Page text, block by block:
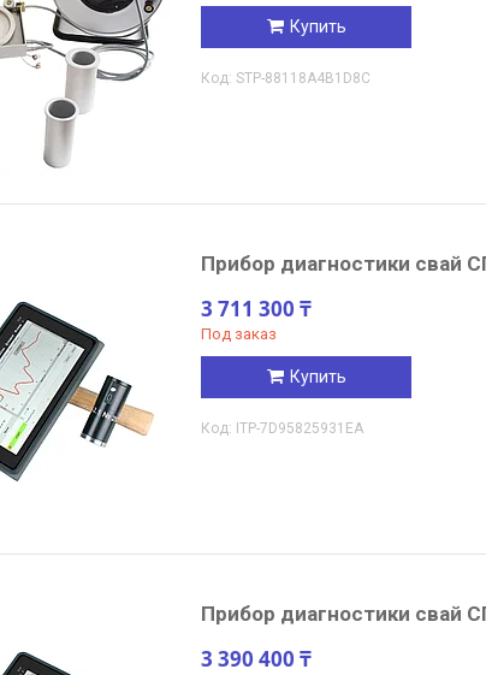
Купить
STP-88118A4B1D8C
Прибор диагностики свай
3 711 300 ₸
Под заказ
Купить
ITP-7D95825931EA
Прибор диагностики свай
3 390 400 ₸